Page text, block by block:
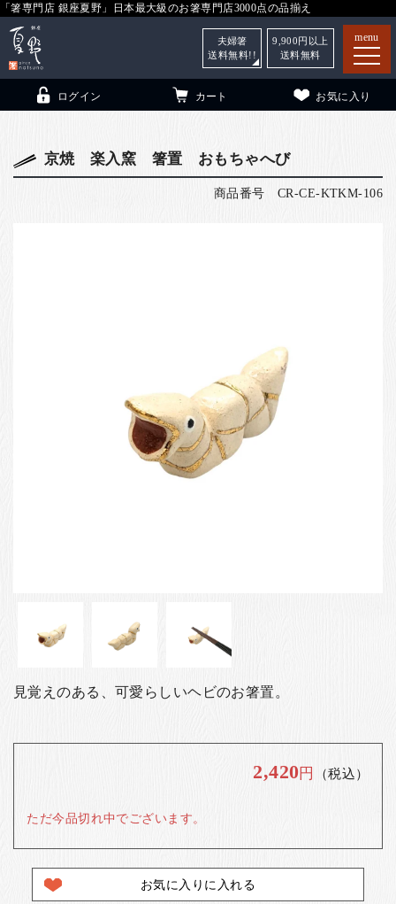
「箸専門店 銀座夏野」日本最大級のお箸専門店3000点の品揃え
menu
ログイン カート お気に入り
夫婦箸
送料無料!!
9,900 円以上
送料無料
京焼 楽入窯 箸置 おもちゃへび
商品番号 CR-CE-KTKM-106
見覚えのある、可愛らしいヘビのお箸置。
2,420円 （税込）
ただ今品切れ中でございます。
お気に入りに入れる